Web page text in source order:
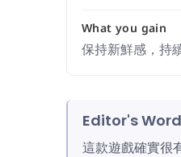
What you gain
保持新鮮感，持
Editor's
這款遊戲確實很